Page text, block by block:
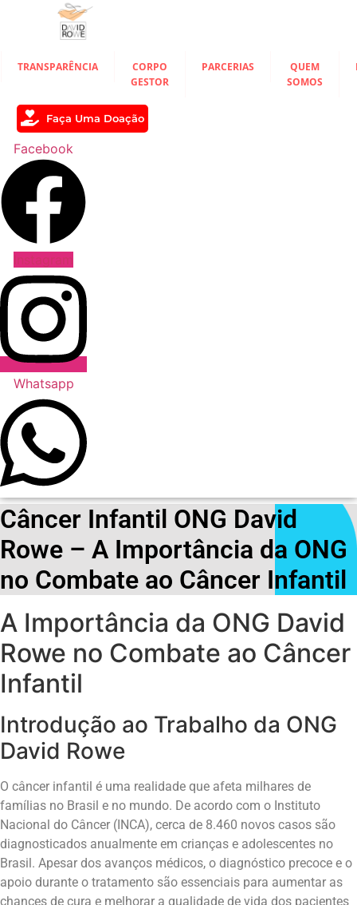
conteúdo
TRANSPARÊNCIA
CORPO
GESTOR
PARCERIAS
QUEM
SOMOS
Faça Uma Doação
Facebook
Whatsapp
Câncer Infantil ONG David
Rowe – A Importância da ONG
no Combate ao Câncer Infantil
A Importância da ONG David
Rowe no Combate ao Câncer
Infantil
Introdução ao Trabalho da ONG
David Rowe
O câncer infantil é uma realidade que afeta milhares de
famílias no Brasil e no mundo. De acordo com o Instituto
Nacional do Câncer (INCA), cerca de 8.460 novos casos são
diagnosticados anualmente em crianças e adolescentes no
Brasil. Apesar dos avanços médicos, o diagnóstico precoce e o
apoio durante o tratamento são essenciais para aumentar as
chances de cura e melhorar a qualidade de vida dos pacientes